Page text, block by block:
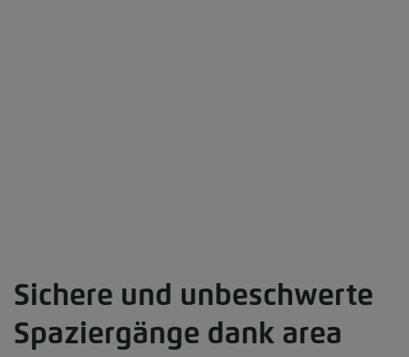
Sichere und unbeschwerte
Spaziergänge dank area